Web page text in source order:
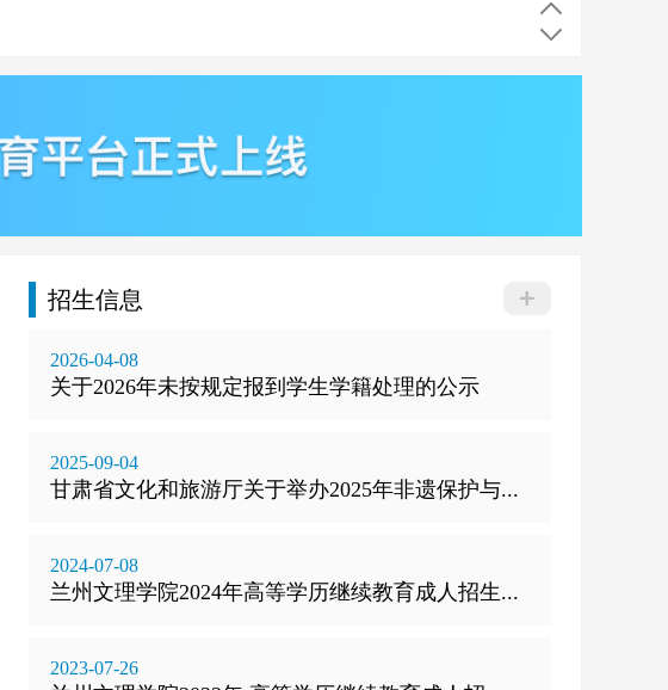
2025-09-04
招生信息
2026-04-08
关于2026年未按规定报到学生学籍处理的公示
2025-09-04
甘肃省文化和旅游厅关于举办2025年非遗保护与...
2024-07-08
兰州文理学院2024年高等学历继续教育成人招生...
2023-07-26